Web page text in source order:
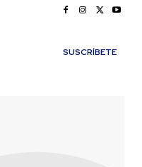
SUSCRÍBETE